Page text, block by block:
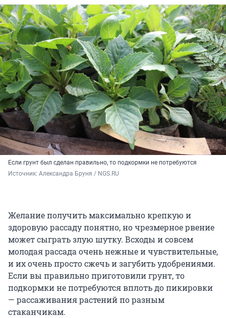
Если грунт был сделан правильно, то подкормки не потребуются
Источник: Александра Бруня / NGS.RU
Желание получить максимально крепкую и
здоровую рассаду понятно, но чрезмерное рвение
может сыграть злую шутку. Всходы и совсем
молодая рассада очень нежные и чувствительные,
и их очень просто сжечь и загубить удобрениями.
Если вы правильно приготовили грунт, то
подкормки не потребуются вплоть до пикировки
— рассаживания растений по разным
стаканчикам.